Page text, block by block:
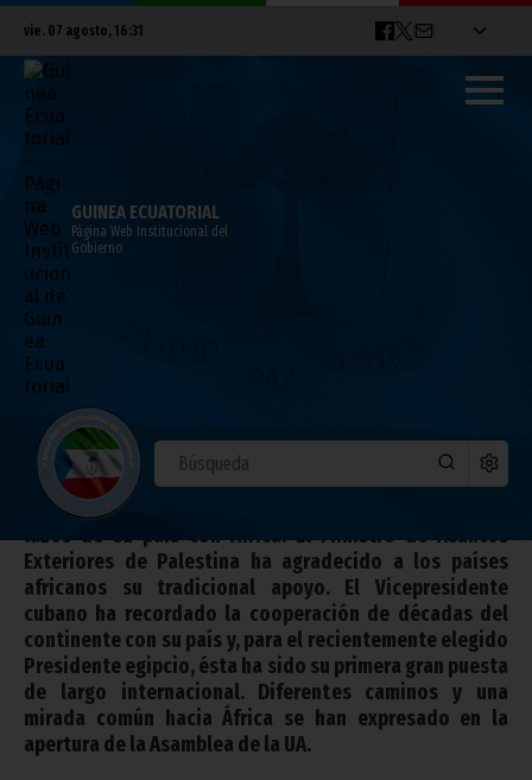
vie. 07 agosto, 16:31
GUINEA ECUATORIAL
Página Web Institucional del
Gobierno
Malabo: nexo de intereses políticos
junio 27, 2014
Noticias África
El Presidente del Gobierno español ha reivindicado los
lazos de su país con África. El Ministro de Asuntos
Exteriores de Palestina ha agradecido a los países
africanos su tradicional apoyo. El Vicepresidente
cubano ha recordado la cooperación de décadas del
continente con su país y, para el recientemente elegido
Presidente egipcio, ésta ha sido su primera gran puesta
de largo internacional. Diferentes caminos y una
mirada común hacia África se han expresado en la
apertura de la Asamblea de la UA.